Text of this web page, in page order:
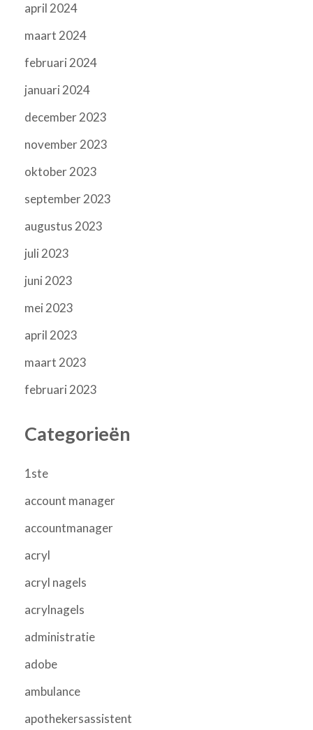
april 2024
maart 2024
februari 2024
januari 2024
december 2023
november 2023
oktober 2023
september 2023
augustus 2023
juli 2023
juni 2023
mei 2023
april 2023
maart 2023
februari 2023
Categorieën
1ste
account manager
accountmanager
acryl
acryl nagels
acrylnagels
administratie
adobe
ambulance
apothekersassistent